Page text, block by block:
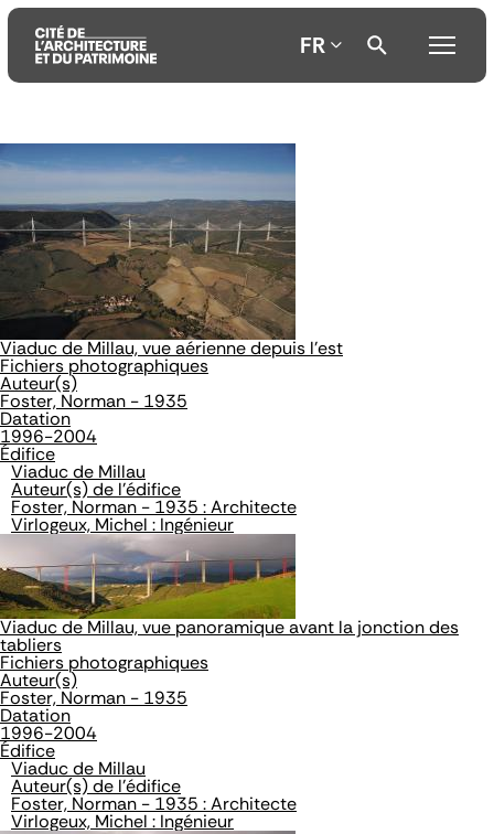
Aller
contenu
principal
Aller
menu
principal
Aller
la
recherche
FR
Viaduc de Millau, vue aérienne depuis l'est
Fichiers photographiques
Auteur(s)
Foster, Norman - 1935
Datation
1996-2004
Édifice
Viaduc de Millau
Auteur(s) de l'édifice
Foster, Norman - 1935 : Architecte
Virlogeux, Michel : Ingénieur
Viaduc de Millau, vue panoramique avant la jonction des
tabliers
Fichiers photographiques
Auteur(s)
Foster, Norman - 1935
Datation
1996-2004
Édifice
Viaduc de Millau
Auteur(s) de l'édifice
Foster, Norman - 1935 : Architecte
Virlogeux, Michel : Ingénieur